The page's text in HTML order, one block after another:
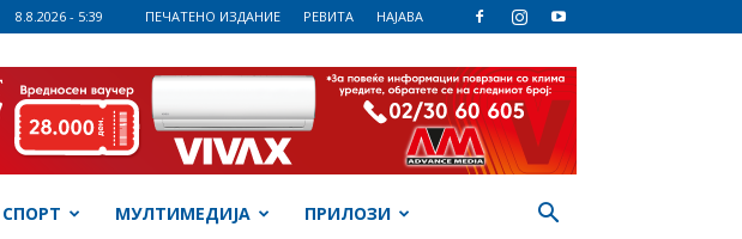
8.8.2026 - 5:39 ПЕЧАТЕНО ИЗДАНИЕ РЕВИТА НАЈАВА
СПОРТ МУЛТИМЕДИЈА ПРИЛОЗИ